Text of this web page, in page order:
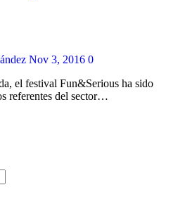
Nov 3, 2016 0
el festival Fun&Serious ha sido
referentes del sector…